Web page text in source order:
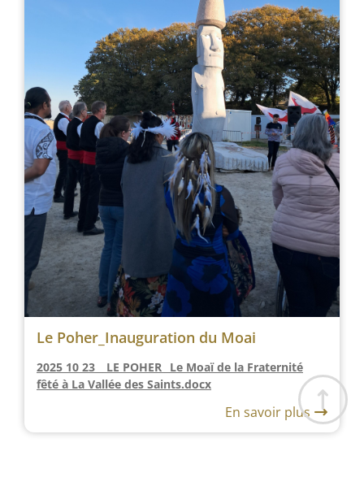
Le Poher_Inauguration du Moai
2025 10 23 _ LE POHER _Le Moaï de la Fraternité
fêté à La Vallée des Saints.docx
En savoir plus